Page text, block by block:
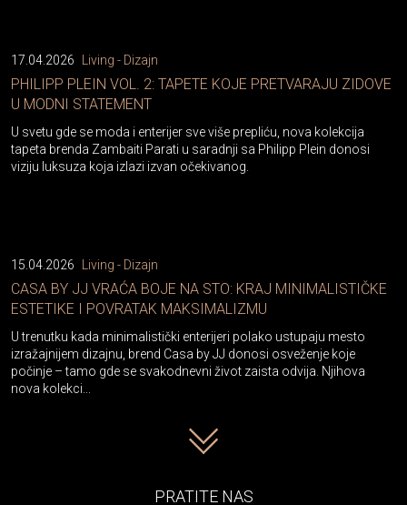
17.04.2026 Living - Dizajn
PHILIPP PLEIN VOL. 2: TAPETE KOJE PRETVARAJU ZIDOVE
U MODNI STATEMENT
U svetu gde se moda i enterijer sve više prepliću, nova kolekcija
tapeta brenda Zambaiti Parati u saradnji sa Philipp Plein donosi
viziju luksuza koja izlazi izvan očekivanog.
15.04.2026 Living - Dizajn
CASA BY JJ VRAĆA BOJE NA STO: KRAJ MINIMALISTIČKE
ESTETIKE I POVRATAK MAKSIMALIZMU
U trenutku kada minimalistički enterijeri polako ustupaju mesto
izražajnijem dizajnu, brend Casa by JJ donosi osveženje koje
počinje – tamo gde se svakodnevni život zaista odvija. Njihova
nova kolekci...
PRATITE NAS